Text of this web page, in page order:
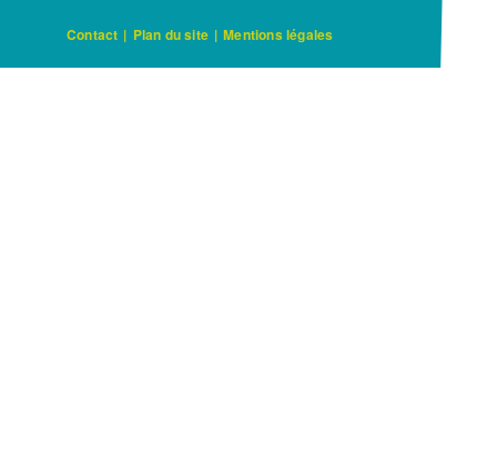
Contact | Plan du site | Mentions légales